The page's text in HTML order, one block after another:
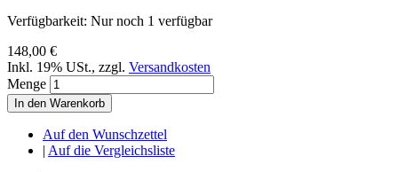
Verfügbarkeit: Nur noch 1 verfügbar
148,00 €
Inkl. 19% USt., zzgl. Versandkosten
Menge
In den Warenkorb
Auf den Wunschzettel
| Auf die Vergleichsliste